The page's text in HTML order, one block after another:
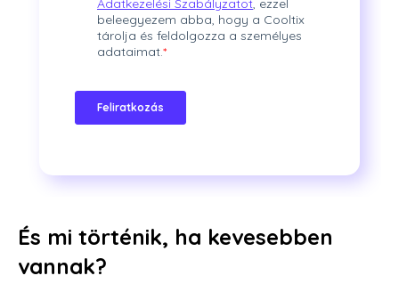
És mi történik, ha kevesebben
vannak?